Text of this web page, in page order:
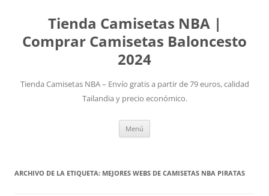
Tienda Camisetas NBA |
Comprar Camisetas Baloncesto
2024
Tienda Camisetas NBA – Envío gratis a partir de 79 euros, calidad
Tailandia y precio económico.
Menú
ARCHIVO DE LA ETIQUETA: MEJORES WEBS DE CAMISETAS NBA PIRATAS